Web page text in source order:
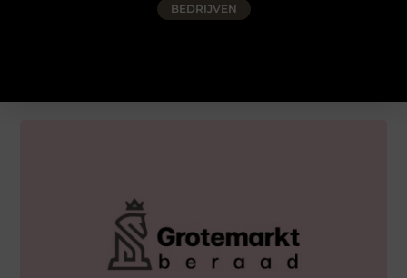
BEDRIJVEN